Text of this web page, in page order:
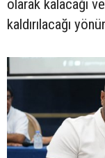
olarak kalacağı
kaldırılacağı